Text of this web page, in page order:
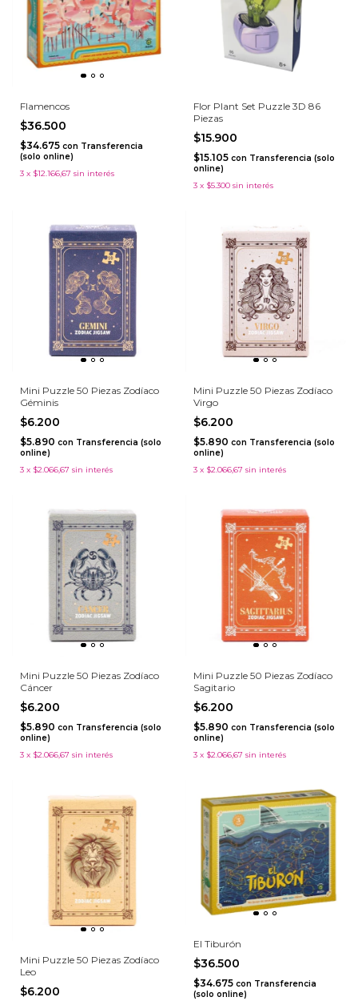
Flamencos
$36.500
$34.675 con Transferencia
(solo online)
3 x $12.166,67 sin interés
Flor Plant Set Puzzle 3D 86
Piezas
$15.900
$15.105 con Transferencia (solo
online)
3 x $5.300 sin interés
Mini Puzzle 50 Piezas Zodíaco
Géminis
$6.200
$5.890 con Transferencia (solo
online)
3 x $2.066,67 sin interés
Mini Puzzle 50 Piezas Zodíaco
Virgo
$6.200
$5.890 con Transferencia (solo
online)
3 x $2.066,67 sin interés
Mini Puzzle 50 Piezas Zodíaco
Cáncer
$6.200
$5.890 con Transferencia (solo
online)
3 x $2.066,67 sin interés
Mini Puzzle 50 Piezas Zodíaco
Sagitario
$6.200
$5.890 con Transferencia (solo
online)
3 x $2.066,67 sin interés
Mini Puzzle 50 Piezas Zodíaco
Leo
$6.200
El Tiburón
$36.500
$34.675 con Transferencia
(solo online)